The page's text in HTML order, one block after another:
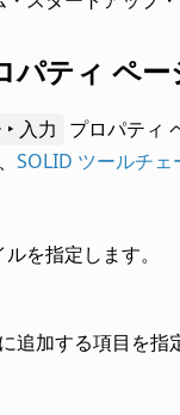
パティ ペー
入力 プロパティ
SOLID ツールチェ
を指定します。
追加する項目を指